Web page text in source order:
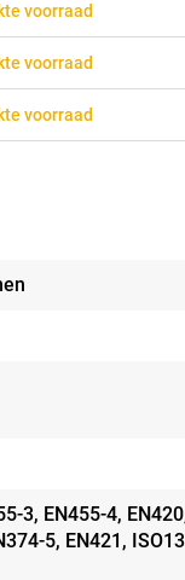
voorraad
voorraad
voorraad
3, EN455-4,
5, EN421,